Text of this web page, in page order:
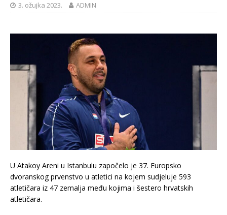
3. ožujka 2023. ADMIN
U Atakoy Areni u Istanbulu započelo je 37. Europsko
dvoranskog prvenstvo u atletici na kojem sudjeluje 593
atletičara iz 47 zemalja među kojima i šestero hrvatskih
atletičara.